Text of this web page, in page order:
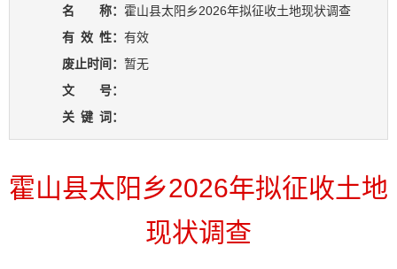
名 称： 霍山县太阳乡2026年拟征收土地现状调查
有 效 性： 有效
废止时间： 暂无
文 号：
关 键 词：
霍山县太阳乡2026年拟征收土地
现状调查